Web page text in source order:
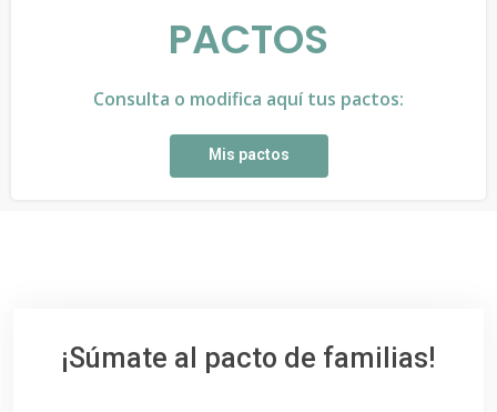
PACTOS
Consulta o modifica aquí tus pactos:
Mis pactos
¡Súmate al pacto de familias!